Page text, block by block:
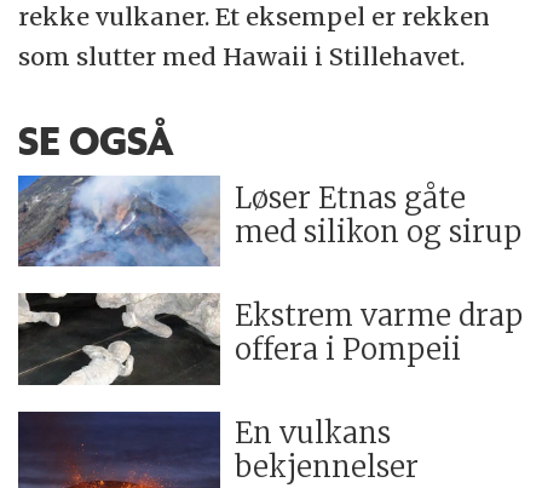
rekke vulkaner. Et eksempel er rekken
som slutter med Hawaii i Stillehavet.
SE OGSÅ
Løser Etnas gåte
med silikon og sirup
Ekstrem varme drap
offera i Pompeii
En vulkans
bekjennelser